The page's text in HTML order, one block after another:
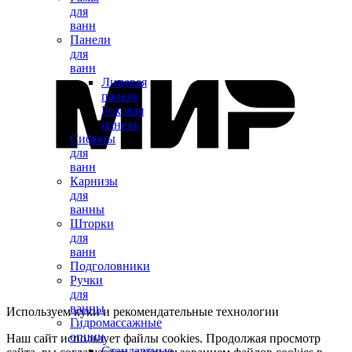
для
ванн
Панели
для
ванн
Лицевая
панель
Боковая
панель
Сифоны
для
ванн
Карнизы
для
ванны
Шторки
для
ванн
Подголовники
Ручки
для
ванны
Гидромассажные
опции
Используем куки и рекомендательные технологии
Наш сайт использует файлы cookies. Продолжая просмотр